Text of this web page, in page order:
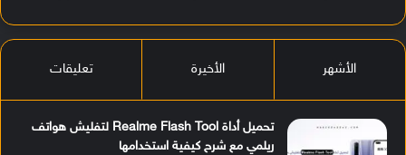
الأشهر الأخيرة تعليقات
تحميل أداة Realme Flash Tool لتفليش هواتف
ريلمي مع شرح كيفية استخدامها